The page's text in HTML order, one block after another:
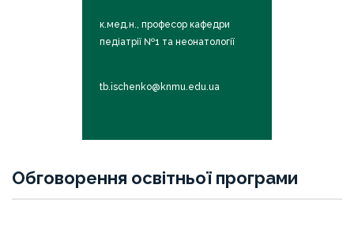
к.мед.н., професор кафедри
педіатрії №1 та неонатології
tb.ischenko@knmu.edu.ua
Обговорення освітньої програми